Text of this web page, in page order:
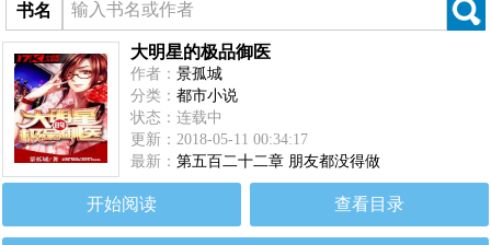
书名
大明星的极品御医
作者：景孤城
分类：都市小说
状态：连载中
更新：2018-05-11 00:34:17
最新：第五百二十二章 朋友都没得做
开始阅读 查看目录